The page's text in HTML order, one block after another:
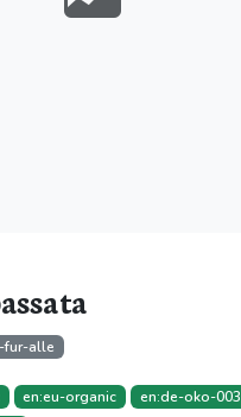
fur-alle
en:eu-organic
en:de-oko-003